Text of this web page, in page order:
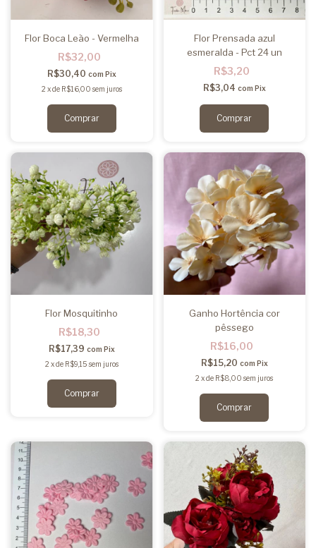
Flor Boca Leão - Vermelha
R$32,00
R$30,40 com Pix
2 xde R$16,00 sem juros
Flor Prensada azul
esmeralda - Pct 24 un
R$3,20
R$3,04 com Pix
Flor Mosquitinho
R$18,30
R$17,39 com Pix
2 xde R$9,15 sem juros
Ganho Hortência cor
pêssego
R$16,00
R$15,20 com Pix
2 xde R$8,00 sem juros